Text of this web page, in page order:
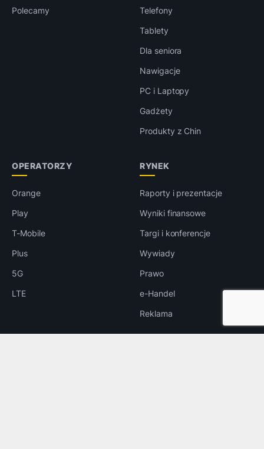
Polecamy
Telefony
Tablety
Dla seniora
Nawigacje
PC i Laptopy
Gadżety
Produkty z Chin
OPERATORZY
Orange
Play
T-Mobile
Plus
5G
LTE
RYNEK
Raporty i prezentacje
Wyniki finansowe
Targi i konferencje
Wywiady
Prawo
e-Handel
Reklama